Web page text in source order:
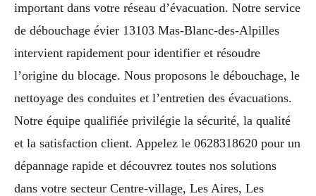
important dans votre réseau d’évacuation. Notre service
de débouchage évier 13103 Mas-Blanc-des-Alpilles
intervient rapidement pour identifier et résoudre
l’origine du blocage. Nous proposons le débouchage, le
nettoyage des conduites et l’entretien des évacuations.
Notre équipe qualifiée privilégie la sécurité, la qualité
et la satisfaction client. Appelez le 0628318620 pour un
dépannage rapide et découvrez toutes nos solutions
dans votre secteur Centre-village, Les Aires, Les